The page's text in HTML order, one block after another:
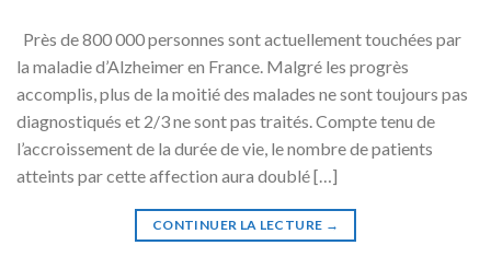
Près de 800 000 personnes sont actuellement touchées par
la maladie d’Alzheimer en France. Malgré les progrès
accomplis, plus de la moitié des malades ne sont toujours pas
diagnostiqués et 2/3 ne sont pas traités. Compte tenu de
l’accroissement de la durée de vie, le nombre de patients
atteints par cette affection aura doublé […]
CONTINUER LA LECTURE →